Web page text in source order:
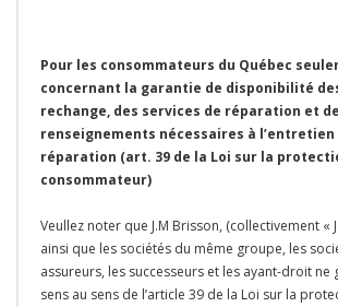
Pour les consommateurs du Québec
concernant la garantie de disponibilité
rechange, des services de réparation et
renseignements nécessaires à l’entretien
réparation (art. 39 de la Loi sur la
consommateur)
Veullez noter que J.M Brisson, (collectivement «
ainsi que les sociétés du même groupe, les
assureurs, les successeurs et les ayant-droit ne
sens au sens de l’article 39 de la Loi sur la